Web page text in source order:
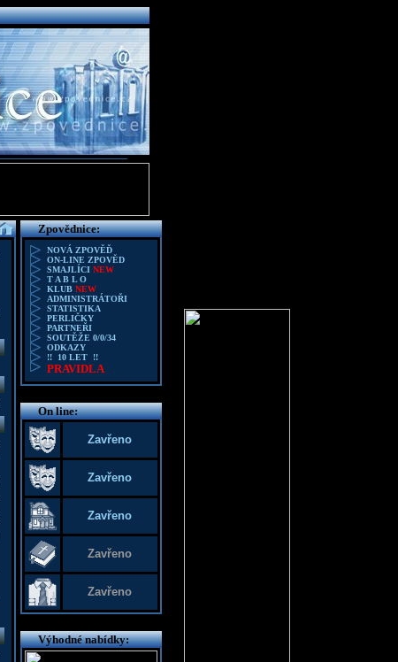
Zpovědnice:
NOVÁ ZPOVĚĎ
ON-LINE ZPOVĚD
SMAJLÍCI NEW
T A B L O
KLUB NEW
ADMINISTRÁTOŘI
STATISTIKA
PERLIČKY
PARTNEŘI
SOUTĚŽE 0/0/34
ODKAZY
!! 10 LET !!
PRAVIDLA
On line:
Zavřeno
Zavřeno
Zavřeno
Zavřeno
Zavřeno
Výhodné nabídky: